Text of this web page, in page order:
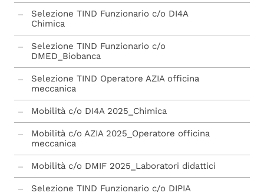
Selezione TIND Funzionario c/o DI4A
Chimica
Selezione TIND Funzionario c/o
DMED_Biobanca
Selezione TIND Operatore AZIA officina
meccanica
Mobilità c/o DI4A 2025_Chimica
Mobilità c/o AZIA 2025_Operatore officina
meccanica
Mobilità c/o DMIF 2025_Laboratori didattici
Selezione TIND Funzionario c/o DIPIA